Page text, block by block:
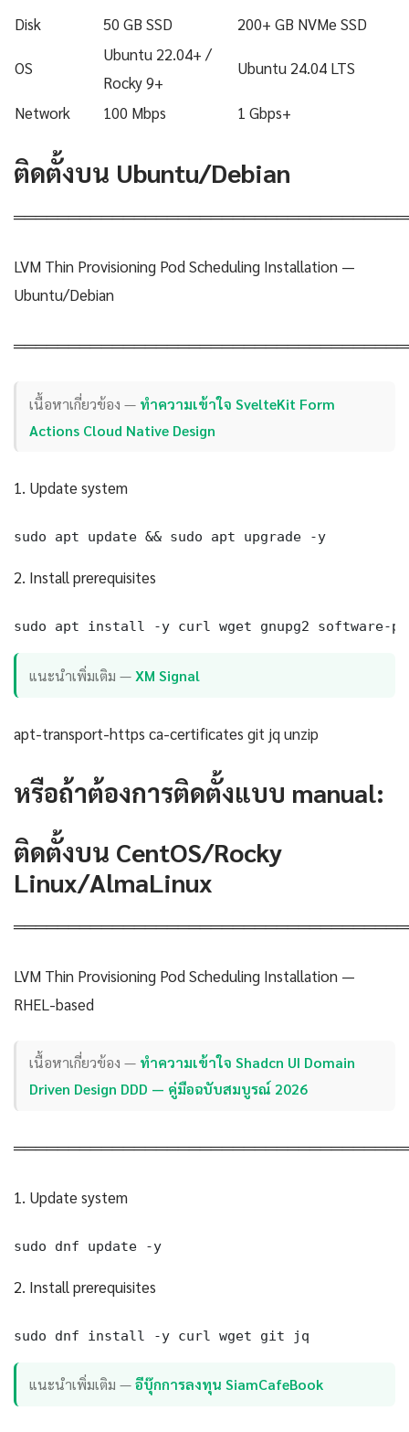
Disk
50 GB SSD 200+ GB NVMe SSD
OS
Ubuntu 22.04+ /
Rocky 9+
Ubuntu 24.04 LTS
Network 100 Mbps 1 Gbps+
ติดตั้งบน Ubuntu/Debian
LVM Thin Provisioning Pod Scheduling Installation —
Ubuntu/Debian
เนื้อหาเกี่ยวข้อง — ทำความเข้าใจ SvelteKit Form
Actions Cloud Native Design
1. Update system
sudo apt update && sudo apt upgrade -y
2. Install prerequisites
sudo apt install -y curl wget gnupg2 software-
แนะนำเพิ่มเติม —XM Signal
apt-transport-https ca-certificates git jq unzip
หรือถ้าต้องการติดตั้งแบบ manual:
ติดตั้งบน CentOS/Rocky
Linux/AlmaLinux
LVM Thin Provisioning Pod Scheduling Installation —
RHEL-based
เนื้อหาเกี่ยวข้อง — ทำความเข้าใจ Shadcn UI Domain
Driven Design DDD — คู่มือฉบับสมบูรณ์ 2026
1. Update system
sudo dnf update -y
2. Install prerequisites
sudo dnf install -y curl wget git jq
แนะนำเพิ่มเติม —อีบุ๊กการลงทุน SiamCafeBook